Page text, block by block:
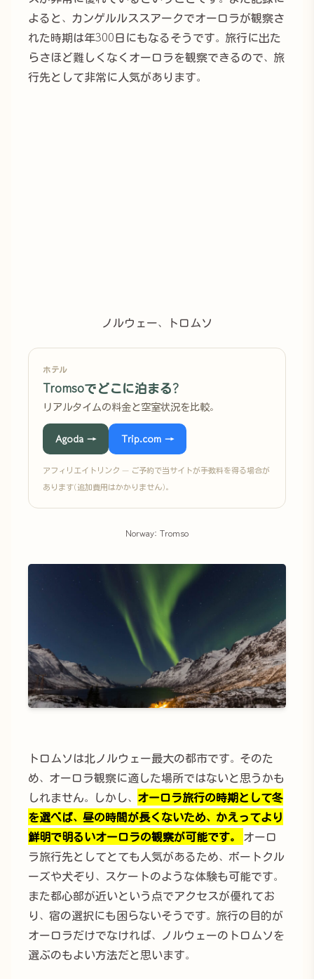
よると、カンゲルルススアークでオーロラが観察さ
れた時期は年300日にもなるそうです。旅行に出た
らさほど難しくなくオーロラを観察できるので、旅
行先として非常に人気があります。
ノルウェー、トロムソ
ホテル
Tromsoでどこに泊まる?
リアルタイムの料金と空室状況を比較。
Agoda → Trip.com →
アフィリエイトリンク — ご予約で当サイトが手数料を得る場合が
あります(追加費用はかかりません)。
Norway: Tromso
トロムソは北ノルウェー最大の都市です。そのた
め、オーロラ観察に適した場所ではないと思うかも
しれません。しかし、 オーロラ旅行の時期として冬
を選べば、昼の時間が長くないため、かえってより
鮮明で明るいオーロラの観察が可能です。 オーロ
ラ旅行先としてとても人気があるため、ボートクル
ーズや犬ぞり、スケートのような体験も可能です。
また都心部が近いという点でアクセスが優れてお
り、宿の選択にも困らないそうです。旅行の目的が
オーロラだけでなければ、ノルウェーのトロムソを
選ぶのもよい方法だと思います。